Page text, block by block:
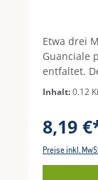
Etwa drei
Guanciale
entfaltet.
und ist
für
Carbonara
Inhalt:0.12
8,19
Preise inkl.